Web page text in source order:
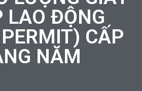
LAO ĐỘNG
CẤP
NĂM